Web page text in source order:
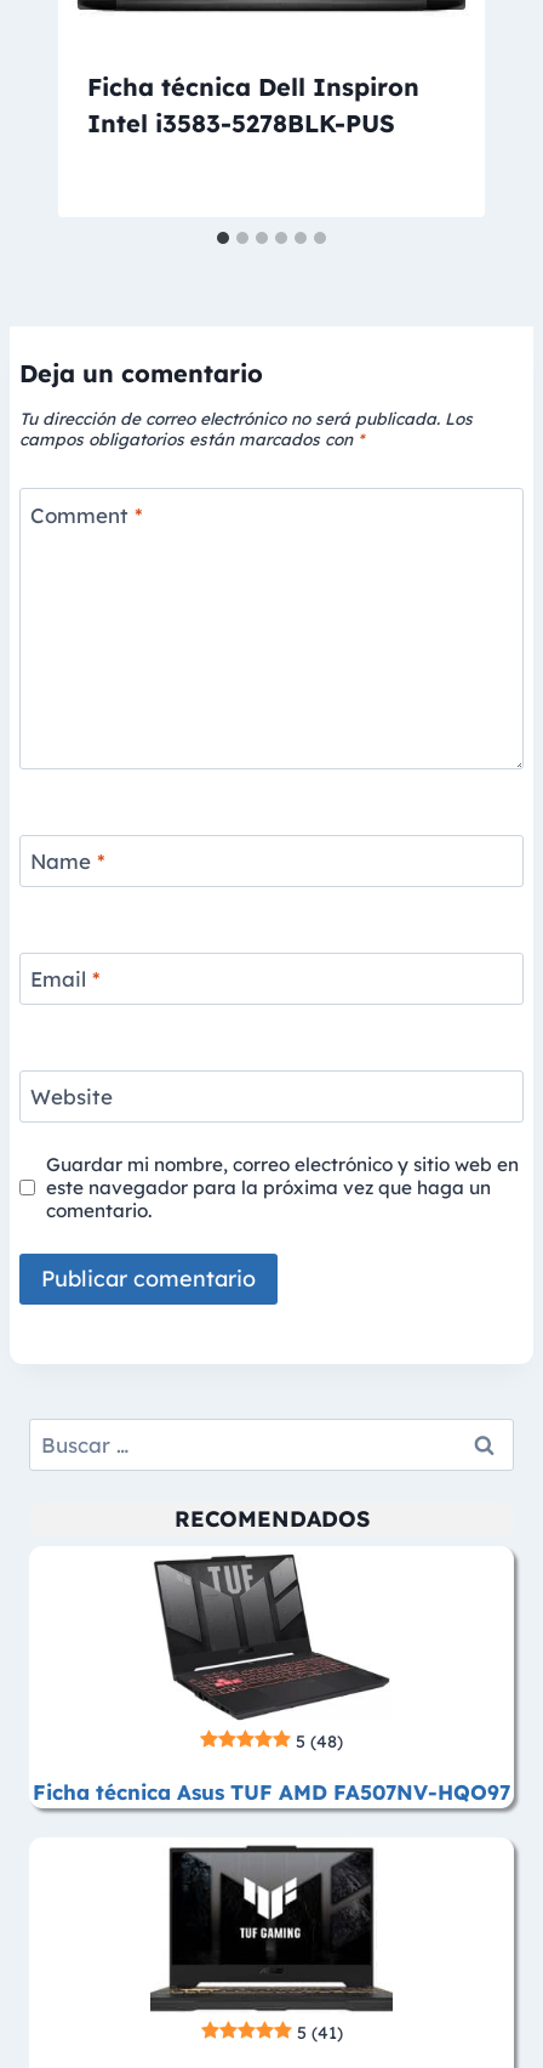
Ficha técnica Dell Inspiron
Intel i3583-5278BLK-PUS
Deja un comentario
Tu dirección de correo electrónico no será publicada. Los
campos obligatorios están marcados con *
Comment *
Name *
Email *
Website
Guardar mi nombre, correo electrónico y sitio web en
este navegador para la próxima vez que haga un
comentario.
Buscar:
RECOMENDADOS
5 (48)
Ficha técnica Asus TUF AMD FA507NV-HQO97
5 (41)